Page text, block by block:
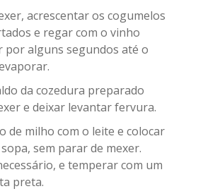
acrescentar os cogumelos
e regar com o vinho
por alguns segundos até o
da cozedura preparado
e deixar levantar fervura.
de milho com o leite e colocar
sem parar de mexer.
e temperar com um
preta.